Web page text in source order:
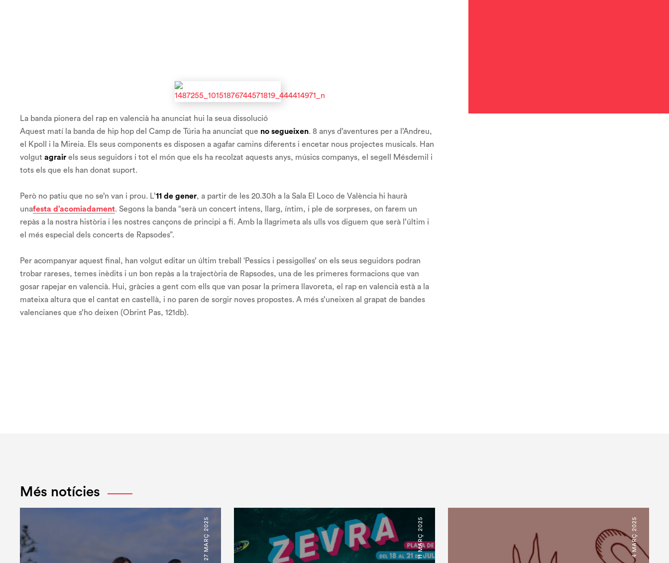
La banda pionera del rap en valencià ha anunciat hui la seua dissolució
Aquest matí la banda de hip hop del Camp de Túria ha anunciat que no segueixen. 8 anys d’aventures per a l’Andreu,
el Kpoll i la Mireia. Els seus components es disposen a agafar camins diferents i encetar nous projectes musicals. Han
volgut agrair els seus seguidors i tot el món que els ha recolzat aquests anys, músics companys, el segell Mésdemil i
tots els que els han donat suport.
Però no patiu que no se’n van i prou. L’11 de gener, a partir de les 20.30h a la Sala El Loco de València hi haurà
unafesta d’acomiadament. Segons la banda “serà un concert intens, llarg, íntim, i ple de sorpreses, on farem un
repàs a la nostra història i les nostres cançons de principi a fi. Amb la llagrimeta als ulls vos diguem que serà l’últim i
el més especial dels concerts de Rapsodes”.
Per acompanyar aquest final, han volgut editar un últim treball ‘Pessics i pessigolles’ on els seus seguidors podran
trobar rareses, temes inèdits i un bon repàs a la trajectòria de Rapsodes, una de les primeres formacions que van
gosar rapejar en valencià. Hui, gràcies a gent com ells que van posar la primera llavoreta, el rap en valencià està a la
mateixa altura que el cantat en castellà, i no paren de sorgir noves propostes. A més s’uneixen al grapat de bandes
valencianes que s’ho deixen (Obrint Pas, 121db).
Més notícies
27 MARÇ 2025 11 MARÇ 2025 4 MARÇ 2025